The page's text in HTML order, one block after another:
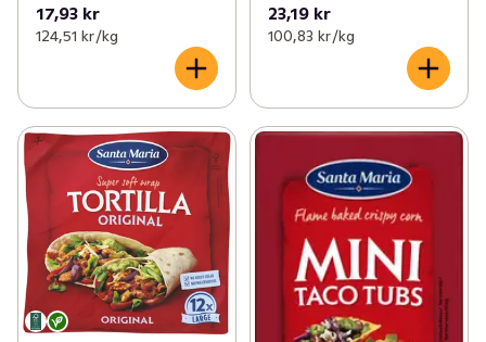
17,93 kr
124,51 kr /kg
23,19 kr
100,83 kr /kg